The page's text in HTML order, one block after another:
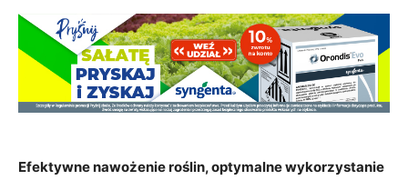
Efektywne nawożenie roślin, optymalne wykorzystanie